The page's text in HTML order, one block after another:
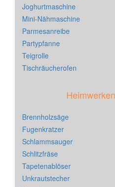
Joghurtmaschine
Mini-Nähmaschine
Parmesanreibe
Partypfanne
Teigrolle
Tischräucherofen
Brennholzsäge
Fugenkratzer
Schlammsauger
Schlitzfräse
Tapetenablöser
Unkrautstecher